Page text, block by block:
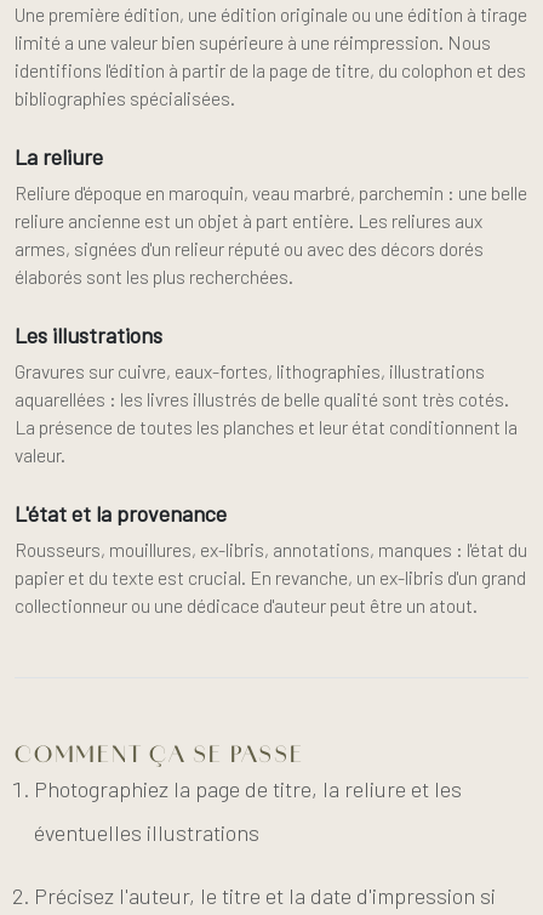
Une première édition, une édition originale ou une édition à tirage
limité a une valeur bien supérieure à une réimpression. Nous
identifions l'édition à partir de la page de titre, du colophon et des
bibliographies spécialisées.
La reliure
Reliure d'époque en maroquin, veau marbré, parchemin : une belle
reliure ancienne est un objet à part entière. Les reliures aux
armes, signées d'un relieur réputé ou avec des décors dorés
élaborés sont les plus recherchées.
Les illustrations
Gravures sur cuivre, eaux-fortes, lithographies, illustrations
aquarellées : les livres illustrés de belle qualité sont très cotés.
La présence de toutes les planches et leur état conditionnent la
valeur.
L'état et la provenance
Rousseurs, mouillures, ex-libris, annotations, manques : l'état du
papier et du texte est crucial. En revanche, un ex-libris d'un grand
collectionneur ou une dédicace d'auteur peut être un atout.
COMMENT ÇA SE PASSE
Photographiez la page de titre, la reliure et les
éventuelles illustrations
Précisez l'auteur, le titre et la date d'impression si